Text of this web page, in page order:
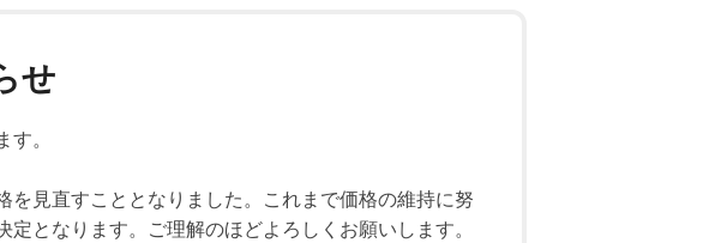
せ
。
見直すこととなりました。これまで価格の維持に努
となります。ご理解のほどよろしくお願いします。